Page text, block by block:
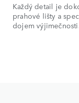
Každý detail je
prahové lišty a
dojem